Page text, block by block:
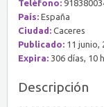
Teléfono:
País: España
Ciudad: Caceres
Publicado: 11 junio,
Expira: 306 días, 10
Descripción